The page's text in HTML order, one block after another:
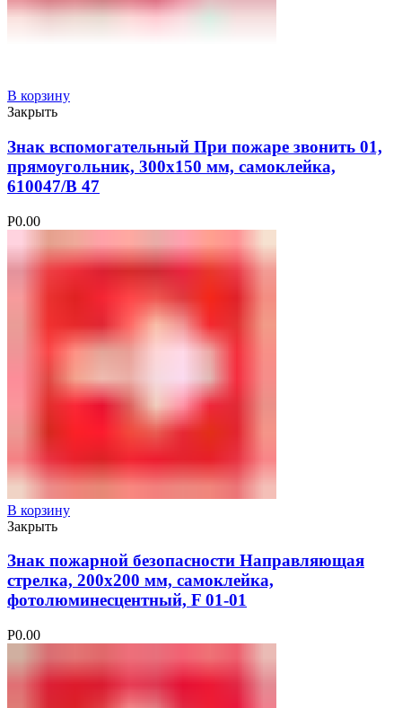
В корзину
Закрыть
Знак вспомогательный При пожаре звонить 01,
прямоугольник, 300х150 мм, самоклейка,
610047/В 47
Р0.00
В корзину
Закрыть
Знак пожарной безопасности Направляющая
стрелка, 200х200 мм, самоклейка,
фотолюминесцентный, F 01-01
Р0.00